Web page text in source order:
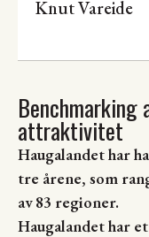
Knut Vareide
attraktivitet
Haugalandet har
tre årene, som
av 83 regioner.
Haugalandet har